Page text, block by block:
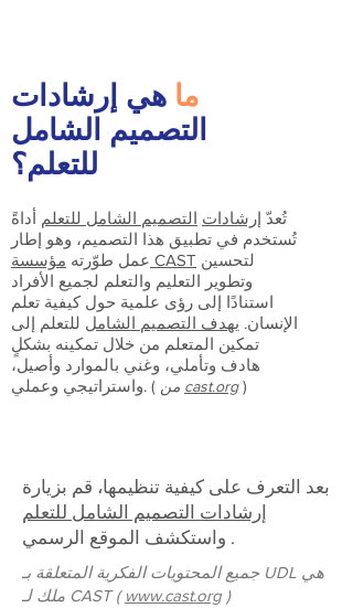
ما هي إرشادات
التصميم الشامل
للتعلم؟
تُعدّ إرشادات التصميم الشامل للتعلم أداةً
تُستخدم في تطبيق هذا التصميم، وهو إطار
عمل طوّرته مؤسسة CAST
وتطوير التعليم والتعلم لجميع الأفراد
استنادًا إلى رؤى علمية حول كيفية تعلم
الإنسان. يهدف التصميم الشامل للتعلم إلى
تمكين المتعلم من خلال تمكينه بشكلٍ
هادف وتأملي، وغني بالموارد وأصيل،
واستراتيجي وعملي. ( من cast.org)
بعد التعرف على كيفية تنظيمها، قم بزيارة
إرشادات التصميم الشامل للتعلم
واستكشف الموقع الرسمي .
جميع المحتويات الفكرية المتعلقة بـ UDL هي
ملك لـ CAST ( www.cast.org )